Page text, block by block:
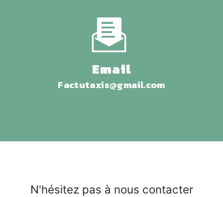
Email
factutaxis@gmail.com
N'hésitez pas à nous contacter